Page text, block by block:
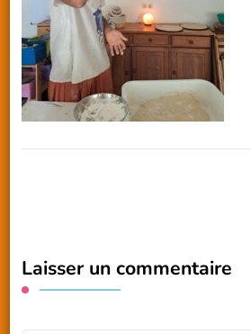
Laisser un commentaire